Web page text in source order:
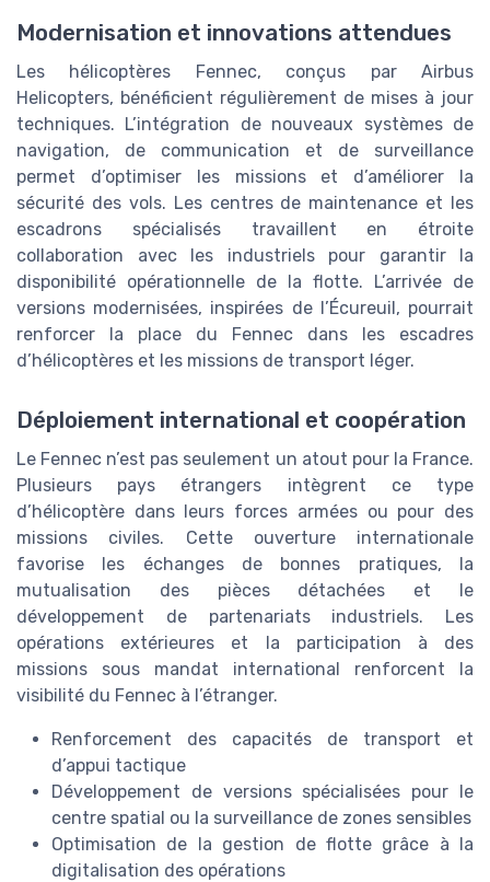
Modernisation et innovations attendues
Les hélicoptères Fennec, conçus par Airbus
Helicopters, bénéficient régulièrement de mises à jour
techniques. L’intégration de nouveaux systèmes de
navigation, de communication et de surveillance
permet d’optimiser les missions et d’améliorer la
sécurité des vols. Les centres de maintenance et les
escadrons spécialisés travaillent en étroite
collaboration avec les industriels pour garantir la
disponibilité opérationnelle de la flotte. L’arrivée de
versions modernisées, inspirées de l’Écureuil, pourrait
renforcer la place du Fennec dans les escadres
d’hélicoptères et les missions de transport léger.
Déploiement international et coopération
Le Fennec n’est pas seulement un atout pour la France.
Plusieurs pays étrangers intègrent ce type
d’hélicoptère dans leurs forces armées ou pour des
missions civiles. Cette ouverture internationale
favorise les échanges de bonnes pratiques, la
mutualisation des pièces détachées et le
développement de partenariats industriels. Les
opérations extérieures et la participation à des
missions sous mandat international renforcent la
visibilité du Fennec à l’étranger.
Renforcement des capacités de transport et
d’appui tactique
Développement de versions spécialisées pour le
centre spatial ou la surveillance de zones sensibles
Optimisation de la gestion de flotte grâce à la
digitalisation des opérations